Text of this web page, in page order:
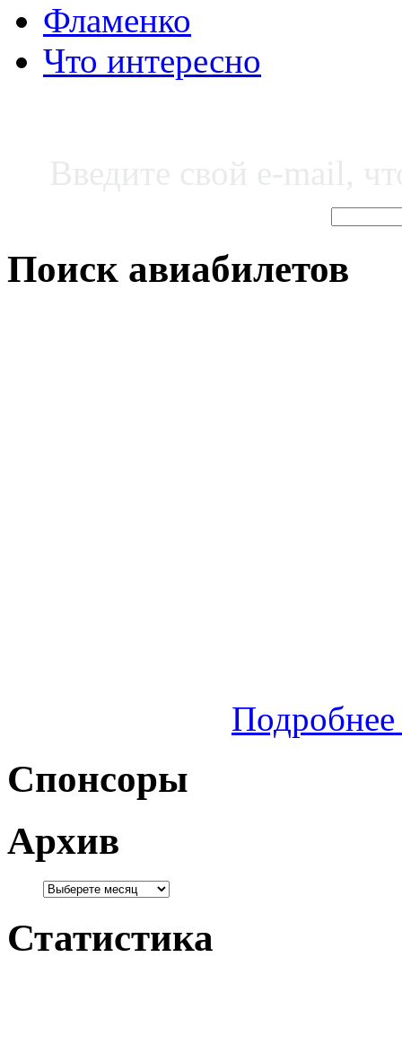
Фламенко
Что интересно
Поиск авиабилетов
Спонсоры
Архив
Статистика